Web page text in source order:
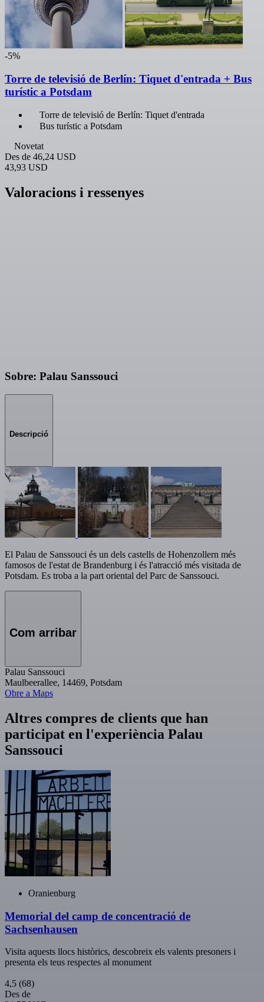
-5%
Torre de televisió de Berlín: Tiquet d'entrada + Bus
turístic a Potsdam
Torre de televisió de Berlín: Tiquet d'entrada
Bus turístic a Potsdam
Novetat
Des de 46,24 USD
43,93 USD
Valoracions i ressenyes
Sobre: Palau Sanssouci
Descripció
El Palau de Sanssouci és un dels castells de Hohenzollern més
famosos de l'estat de Brandenburg i és l'atracció més visitada de
Potsdam. Es troba a la part oriental del Parc de Sanssouci.
Com arribar
Palau Sanssouci
Maulbeerallee, 14469, Potsdam
Obre a Maps
Altres compres de clients que han
participat en l'experiència Palau
Sanssouci
Oranienburg
Memorial del camp de concentració de
Sachsenhausen
Visita aquests llocs històrics, descobreix els valents presoners i
presenta els teus respectes al monument
4,5 (68)
Des de